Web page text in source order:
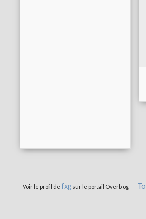
Voir le profil de fxgsur le portail Overblog